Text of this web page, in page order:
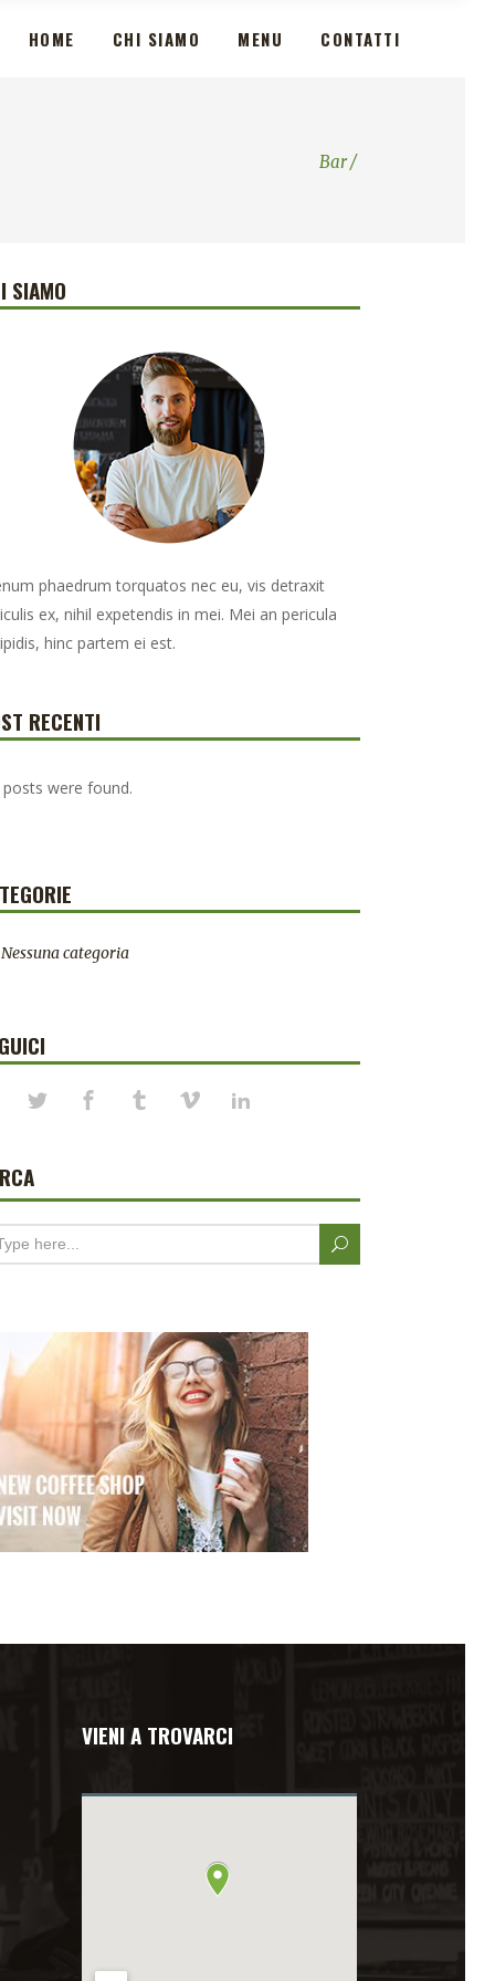
HOME CHI SIAMO MENU CONTATTI
Bar/
SIAMO
phaedrum torquatos nec eu, vis detraxit
ex, nihil expetendis in mei. Mei an pericula
hinc partem ei est.
RECENTI
were found.
Nessuna categoria
VIENI A TROVARCI